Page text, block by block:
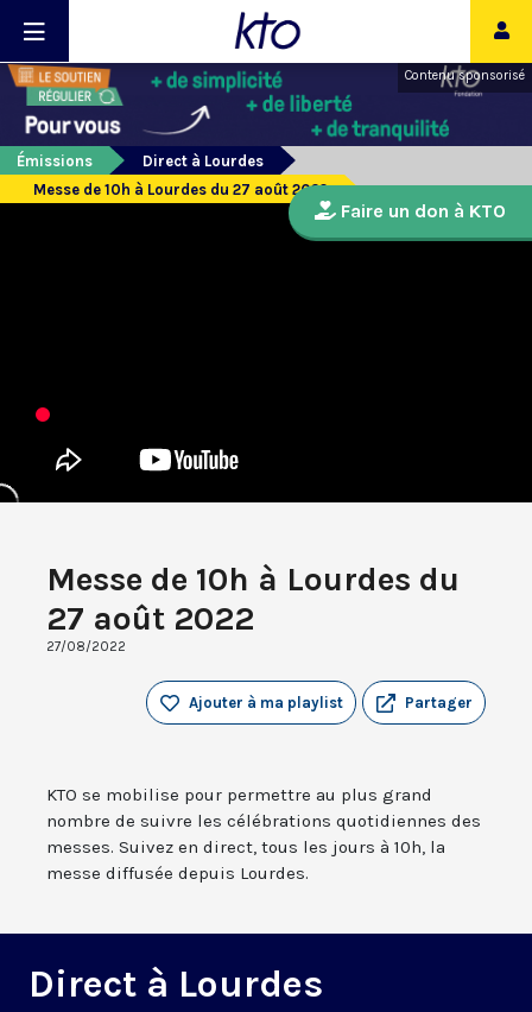
Contenu sponsorisé
Émissions
Direct à Lourdes
Messe de 10h à Lourdes du 27 août 2022
Messe de 10h à Lourdes du
27 août 2022
27/08/2022
Partager
Ajouter à ma playlist
KTO se mobilise pour permettre au plus grand
nombre de suivre les célébrations quotidiennes des
messes. Suivez en direct, tous les jours à 10h, la
messe diffusée depuis Lourdes.
Direct à Lourdes
Faire un don à KTO